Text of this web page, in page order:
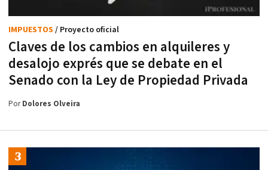
Claves de los cambios en alquileres y
desalojo exprés que se debate en el
Senado con la Ley de Propiedad Privada
IMPUESTOS / Proyecto oficial
PorDolores Olveira